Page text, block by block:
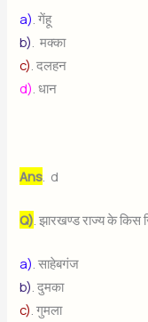
a) . गेंहू
b) . मक्का
c) . दलहन
d) . धान
Ans . d
Q) . झारखण्ड राज्य के किस
a). साहेबगंज
b). दुमका
c). गुमला